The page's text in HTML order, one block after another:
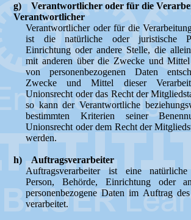
g) Verantwortlicher oder für die
Verantwortlicher
Verantwortlicher oder für die
ist die natürliche oder juristische
Einrichtung oder andere Stelle, die
mit anderen über die Zwecke und
von personenbezogenen Daten
Zwecke und Mittel dieser
Unionsrecht oder das Recht der
so kann der Verantwortliche
bestimmten Kriterien seiner
Unionsrecht oder dem Recht der
werden.
h) Auftragsverarbeiter
Auftragsverarbeiter ist eine
Person, Behörde, Einrichtung oder
personenbezogene Daten im Auftrag
verarbeitet.